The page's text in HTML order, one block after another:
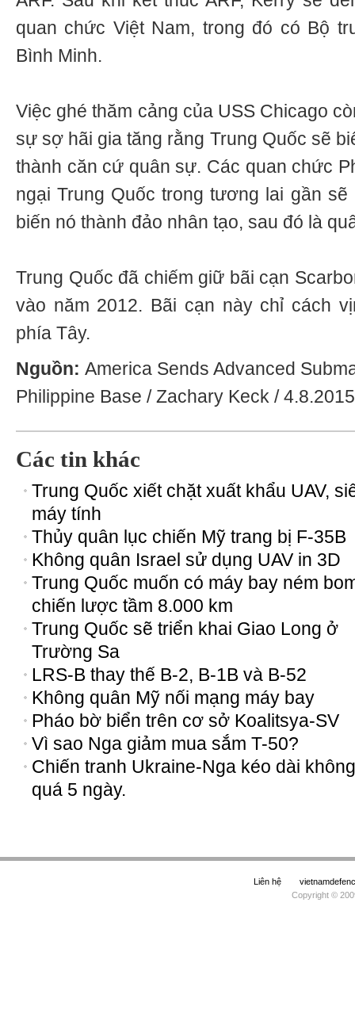
quan chức Việt Nam, trong đó có Bộ
Bình Minh.
Việc ghé thăm cảng của USS Chicago
sự sợ hãi gia tăng rằng Trung Quốc sẽ
thành căn cứ quân sự. Các quan chức
ngại Trung Quốc trong tương lai gần
biến nó thành đảo nhân tạo, sau đó là
Trung Quốc đã chiếm giữ bãi cạn
vào năm 2012. Bãi cạn này chỉ cách
phía Tây.
Nguồn: America Sends Advanced
Philippine Base / Zachary Keck /
Các tin khác
Trung Quốc xiết chặt xuất khẩu UAV,
máy tính
Thủy quân lục chiến Mỹ trang bị F-35B
Không quân Israel sử dụng UAV in 3D
Trung Quốc muốn có máy bay ném
chiến lược tầm 8.000 km
Trung Quốc sẽ triển khai Giao Long ở
Trường Sa
LRS-B thay thế B-2, B-1B và B-52
Không quân Mỹ nối mạng máy bay
Pháo bờ biển trên cơ sở Koalitsya-SV
Vì sao Nga giảm mua sắm T-50?
Chiến tranh Ukraine-Nga kéo dài không
quá 5 ngày.
Liên hệ
Copyright ©